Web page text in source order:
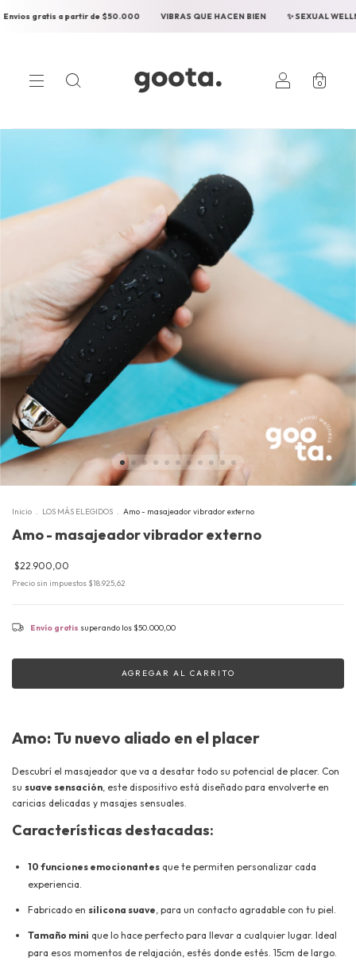
partir de $50.000 VIBRAS QUE HACEN BIEN ✨ SEXUAL WELLNESS ✨
0
Inicio . LOS MÁS ELEGIDOS . Amo - masajeador vibrador externo
Amo - masajeador vibrador externo
$22.900,00
Precio sin impuestos $18.925,62
Envío gratis superando los $50.000,00
Amo: Tu nuevo aliado en el placer
Descubrí el masajeador que va a desatar todo su potencial de placer. Con
su suave sensación, este dispositivo está diseñado para envolverte en
caricias delicadas y masajes sensuales.
Características destacadas:
10 funciones emocionantes que te permiten personalizar cada
experiencia.
Fabricado en silicona suave , para un contacto agradable con tu piel.
Tamaño mini que lo hace perfecto para llevar a cualquier lugar. Ideal
para esos momentos de relajación, estés donde estés. 15cm de largo.